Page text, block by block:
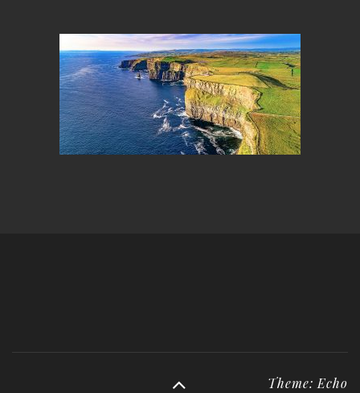
Theme: Echo